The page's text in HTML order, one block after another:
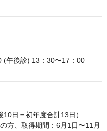
(午後診) 13：30〜17：00
10日＝初年度合計13日）
方、取得期間：6月1日〜11月